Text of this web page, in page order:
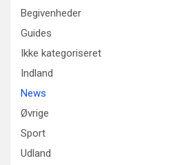
Begivenheder
Guides
Ikke kategoriseret
Indland
News
Øvrige
Sport
Udland